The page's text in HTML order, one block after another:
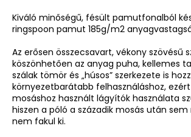
Kiváló minőségű, fésült pamutfonalból
ringspoon pamut 185g/m2
Az erősen összecsavart, vékony szövésű
köszönhetően az anyag puha, kellemes
szálak tömör és „húsos” szerkezete is
környezetbarátabb felhasználáshoz,
mosáshoz használt lágyítók használata
hiszen a póló a századik mosás után sem
nem fakul ki.